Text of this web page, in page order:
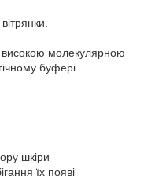
високою молекулярною
буфері
шкіри
їх появі